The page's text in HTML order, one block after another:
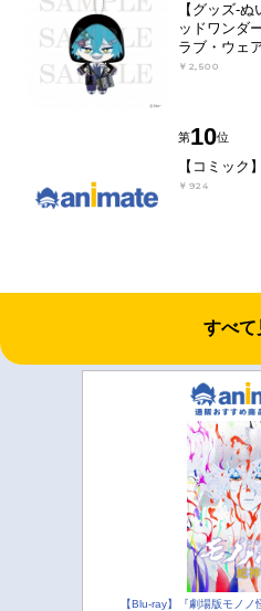
【グッズ-
ッドワンダ
ラブ・ウェ
￥2,500
第10位
【コミック
￥924
すべて
【Blu-ray】『劇場版モノ